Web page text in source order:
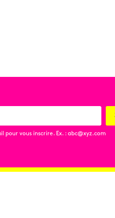
pour vous inscrire. Ex. : abc@xyz.com